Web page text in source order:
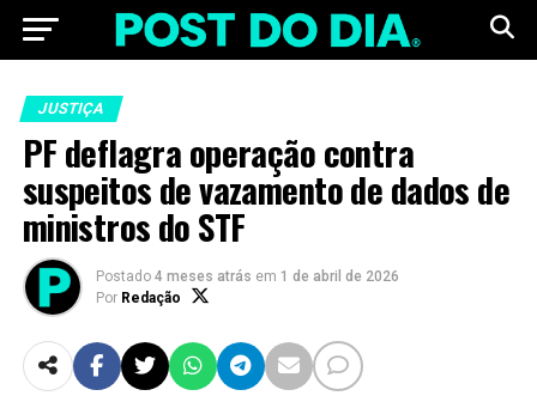
JUSTIÇA
PF deflagra operação contra
suspeitos de vazamento de dados de
ministros do STF
Postado 4 meses atrás em 1 de abril de 2026
Por Redação